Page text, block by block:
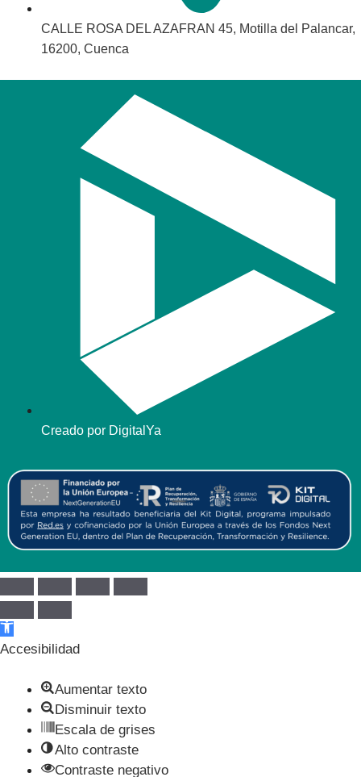
CALLE ROSA DEL AZAFRAN 45, Motilla del Palancar,
16200, Cuenca
Creado por DigitalYa
Abrir barra de herramientas
Accesibilidad
Aumentar texto
Disminuir texto
Escala de grises
Alto contraste
Contraste negativo